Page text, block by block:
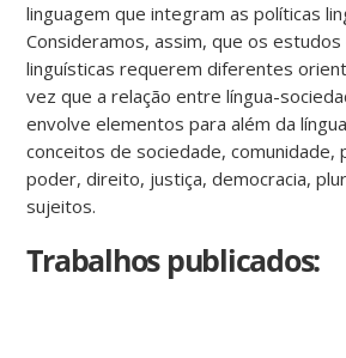
linguagem que integram as políticas
Consideramos, assim, que os
linguísticas requerem diferentes
vez que a relação entre língua-
envolve elementos para além da
conceitos de sociedade, comunidade,
poder, direito, justiça, democracia,
sujeitos.
Trabalhos publicados: